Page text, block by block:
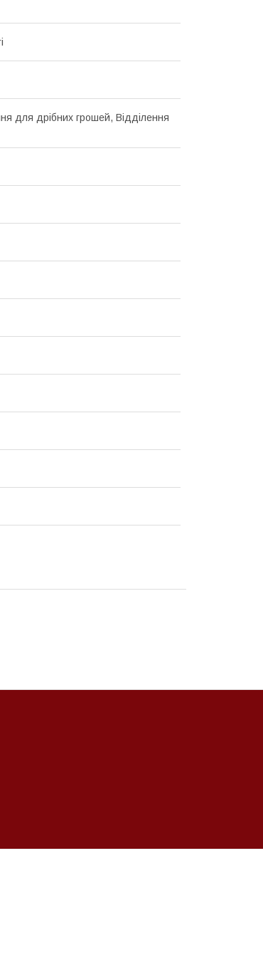
для дрібних грошей, Відділення